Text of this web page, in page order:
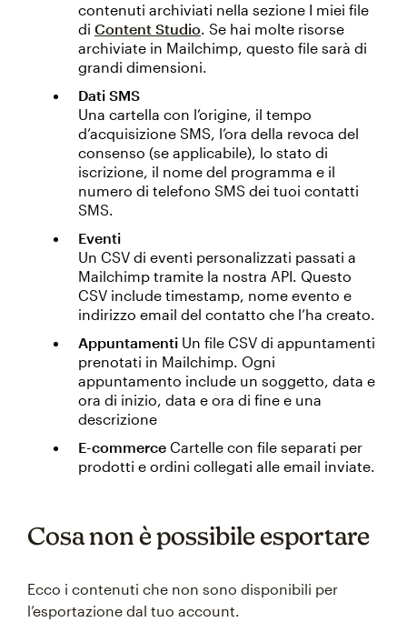
contenuti archiviati nella sezione I miei file
di Content Studio. Se hai molte risorse
archiviate in Mailchimp, questo file sarà di
grandi dimensioni.
Dati SMS
Una cartella con l’origine, il tempo
d’acquisizione SMS, l’ora della revoca del
consenso (se applicabile), lo stato di
iscrizione, il nome del programma e il
numero di telefono SMS dei tuoi contatti
SMS.
Eventi
Un CSV di eventi personalizzati passati a
Mailchimp tramite la nostra API. Questo
CSV include timestamp, nome evento e
indirizzo email del contatto che l’ha creato.
Appuntamenti Un file CSV di appuntamenti
prenotati in Mailchimp. Ogni
appuntamento include un soggetto, data e
ora di inizio, data e ora di fine e una
descrizione
E-commerce Cartelle con file separati per
prodotti e ordini collegati alle email inviate.
Cosa non è possibile esportare
Ecco i contenuti che non sono disponibili per
l’esportazione dal tuo account.